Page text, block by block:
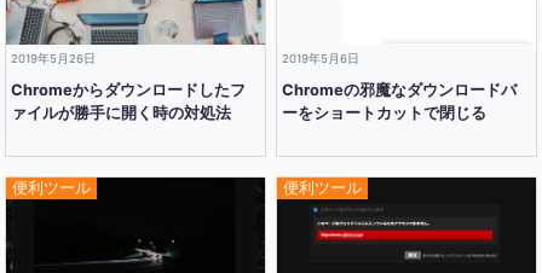
2019年5月26日
Chromeからダウンロードしたフ
ァイルが勝手に開く時の対処法
2019年5月6日
Chromeの邪魔なダウンロードバ
ーをショートカットで閉じる
便利ツール 便利ツール